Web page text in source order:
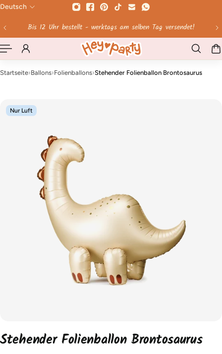
Ab 60 € Versandkosten geschenkt!
Deutsch
Startseite›Ballons›Folienballons›Stehender Folienballon Brontosaurus
Nur Luft
Stehender Folienballon Brontosaurus